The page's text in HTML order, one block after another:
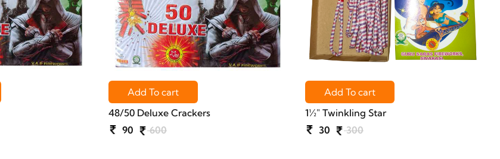
Add To cart
48/50 Deluxe Crackers
90
600
Add To cart
1½" Twinkling Star
30
300